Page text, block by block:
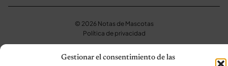
Gestionar el consentimiento de las
© 2026 Notas de Mascotas
Política de privacidad